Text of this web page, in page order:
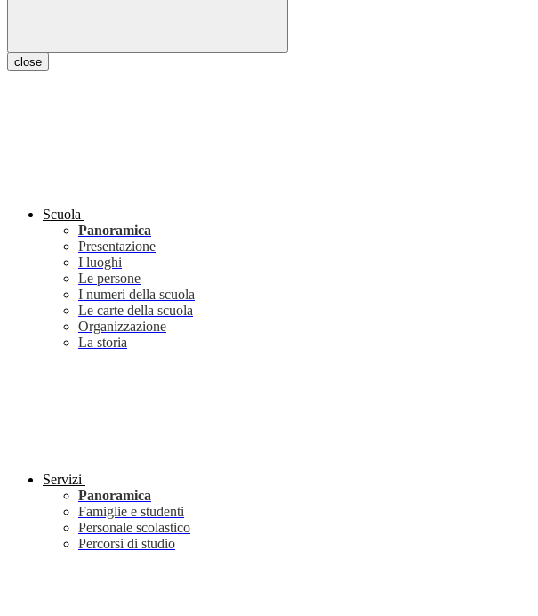
close
Scuola
Panoramica
Presentazione
I luoghi
Le persone
I numeri della scuola
Le carte della scuola
Organizzazione
La storia
Servizi
Panoramica
Famiglie e studenti
Personale scolastico
Percorsi di studio